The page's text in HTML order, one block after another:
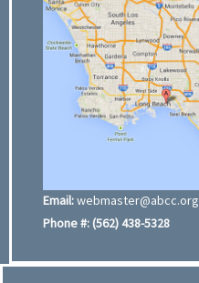
Email:webmaster@abcc.org
Phone #:(562) 438-5328